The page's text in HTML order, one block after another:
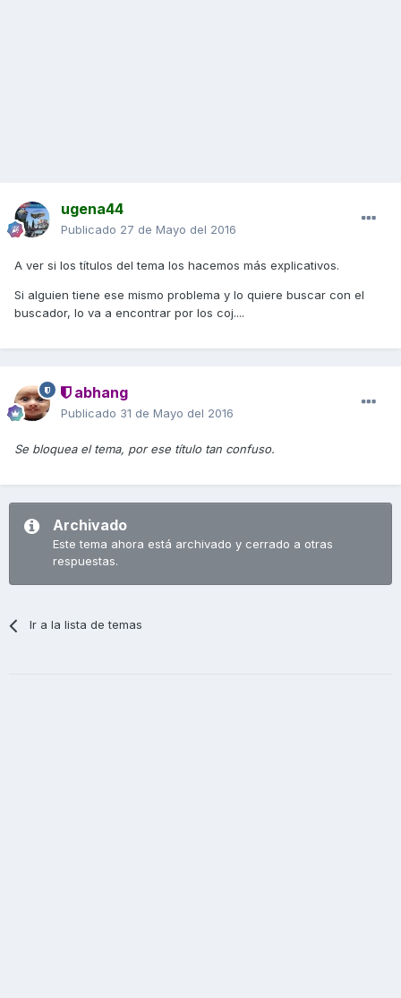
ugena44
Publicado 27 de Mayo del 2016
A ver si los títulos del tema los hacemos más explicativos.
Si alguien tiene ese mismo problema y lo quiere buscar con el
buscador, lo va a encontrar por los coj....
abhang
Publicado 31 de Mayo del 2016
Se bloquea el tema, por ese título tan confuso.
Archivado
Este tema ahora está archivado y cerrado a otras
respuestas.
Ir a la lista de temas